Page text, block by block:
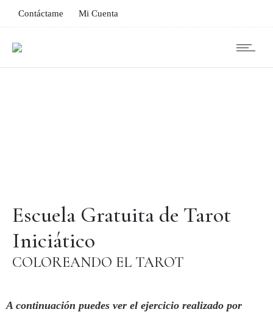
Contáctame Mi Cuenta
Escuela Gratuita de Tarot
Iniciático
COLOREANDO EL TAROT
A continuación puedes ver el ejercicio realizado por